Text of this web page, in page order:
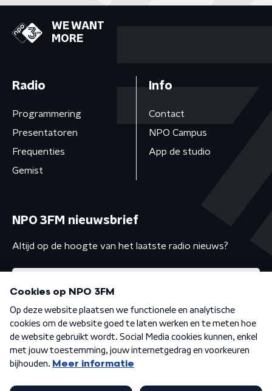
WE WANT
MORE
Radio
Programmering
Presentatoren
Frequenties
Gemist
Info
Contact
NPO Campus
App de studio
NPO 3FM nieuwsbrief
Altijd op de hoogte van het laatste radio nieuws?
Algemene voorwaarden Privacybeleid